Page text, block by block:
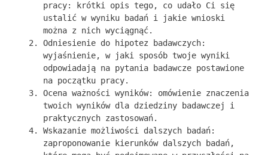
pracy: krótki opis tego, co udało Ci się
ustalić w wyniku badań i jakie wnioski
można z nich wyciągnąć.
Odniesienie do hipotez badawczych:
wyjaśnienie, w jaki sposób twoje wyniki
odpowiadają na pytania badawcze postawione
na początku pracy.
Ocena ważności wyników: omówienie znaczenia
twoich wyników dla dziedziny badawczej i
praktycznych zastosowań.
Wskazanie możliwości dalszych badań:
zaproponowanie kierunków dalszych badań,